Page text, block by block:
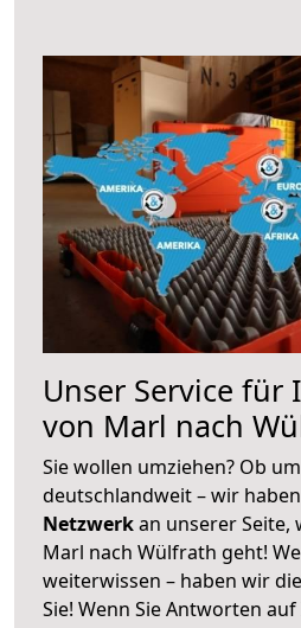
Unser Service für
von Marl nach
Sie wollen umziehen? Ob
deutschlandweit – wir
Netzwerkan unserer Seite,
Marl nach Wülfrath geht!
weiterwissen – haben wir
Sie! Wenn Sie Antworten